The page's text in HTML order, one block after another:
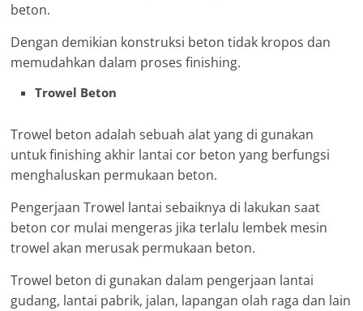
beton.
Dengan demikian konstruksi beton tidak kropos dan
memudahkan dalam proses finishing.
Trowel Beton
Trowel beton adalah sebuah alat yang di gunakan
untuk finishing akhir lantai cor beton yang berfungsi
menghaluskan permukaan beton.
Pengerjaan Trowel lantai sebaiknya di lakukan saat
beton cor mulai mengeras jika terlalu lembek mesin
trowel akan merusak permukaan beton.
Trowel beton di gunakan dalam pengerjaan lantai
gudang, lantai pabrik, jalan, lapangan olah raga dan lain